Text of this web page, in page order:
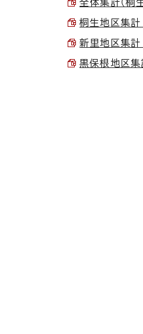
全体集計（桐
桐生地区集
新里地区集
黒保根地区